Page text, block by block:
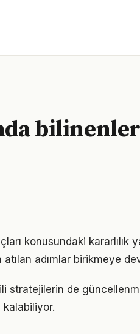
konusundaki kararlılık
adımlar birikmeye
stratejilerin de